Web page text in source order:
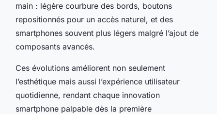
main : légère courbure des bords, boutons
repositionnés pour un accès naturel, et des
smartphones souvent plus légers malgré l’ajout de
composants avancés.
Ces évolutions améliorent non seulement
l’esthétique mais aussi l’expérience utilisateur
quotidienne, rendant chaque innovation
smartphone palpable dès la première